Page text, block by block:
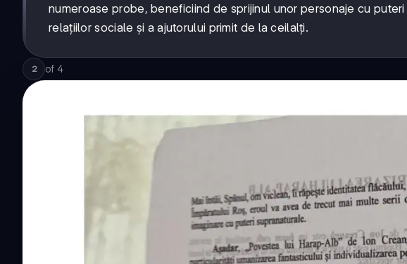
numeroase probe, beneficiind de sprijinul unor personaje cu
relațiilor sociale și a ajutorului primit de la ceilalți.
2 of 4